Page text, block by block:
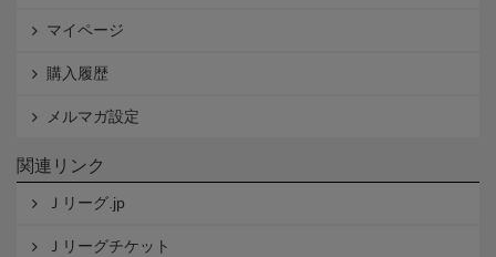
マイページ
購入履歴
メルマガ設定
関連リンク
Ｊリーグ.jp
Ｊリーグチケット